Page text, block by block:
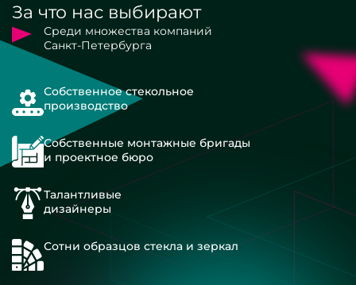
За что нас выбирают
Среди множества компаний
Санкт-Петербурга
Собственное стекольное
производство
Собственные монтажные бригады
и проектное бюро
Талантливые
дизайнеры
Сотни образцов стекла и зеркал